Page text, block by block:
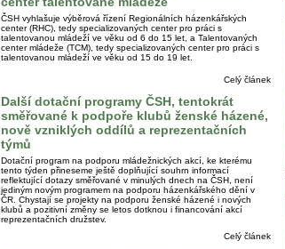
ČSH vyhlašuje výběrová řízení Regionálních házenkářských
center (RHC), tedy specializovaných center pro práci s
talentovanou mládeží ve věku od 6 do 15 let, a Talentovaných
center mládeže (TCM), tedy specializovaných center pro práci s
talentovanou mládeží ve věku od 15 do 19 let.
Celý článek
Další dotační programy ČSH, tentokrát
směřované k podpoře klubů ženské házené,
nově vzniklých oddílů a reprezentačních
týmů
Dotační program na podporu mládežnických akcí, ke kterému
tento týden přineseme ještě doplňující souhrn informací
reflektující dotazy směřované v minulých dnech na ČSH, není
jediným novým programem na podporu házenkářského dění v
ČR. Chystají se projekty na podporu ženské házené i nových
klubů a pozitivní změny se letos dotknou i financování akcí
reprezentačních družstev.
Celý článek